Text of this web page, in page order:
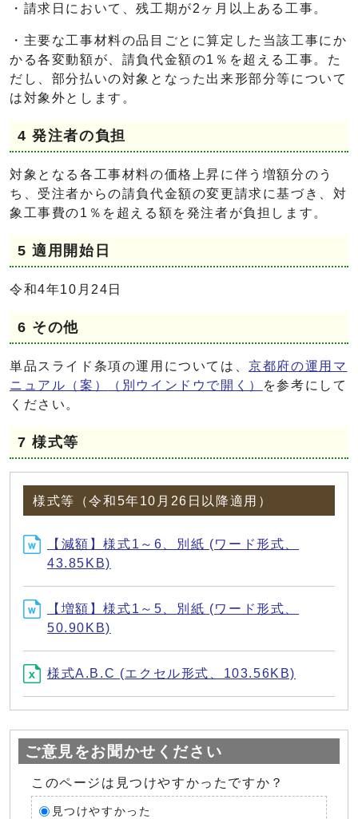
・請求日において、残工期が2ヶ月以上ある工事。
・主要な工事材料の品目ごとに算定した当該工事にか
かる各変動額が、請負代金額の1％を超える工事。た
だし、部分払いの対象となった出来形部分等について
は対象外とします。
4 発注者の負担
対象となる各工事材料の価格上昇に伴う増額分のう
ち、受注者からの請負代金額の変更請求に基づき、対
象工事費の1％を超える額を発注者が負担します。
5 適用開始日
令和4年10月24日
6 その他
単品スライド条項の運用については、京都府の運用マ
ニュアル（案）
（別ウインドウで開く）
を参考にして
ください。
7 様式等
様式等（令和5年10月26日以降適用）
【減額】様式1～6、別紙 (ワード形式、
43.85KB)
【増額】様式1～5、別紙 (ワード形式、
50.90KB)
様式A.B.C (エクセル形式、103.56KB)
ご意見をお聞かせください
このページは見つけやすかったですか？
見つけやすかった